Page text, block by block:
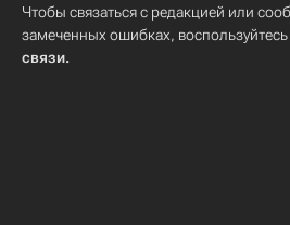
Чтобы связаться с редакцией или
замеченных ошибках, воспользуйтесь
связи.